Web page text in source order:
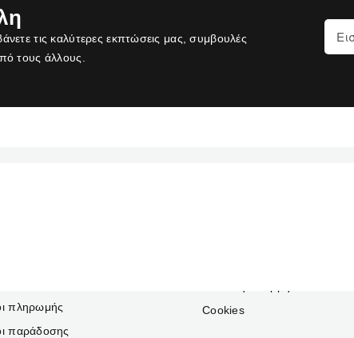
τις καλύτερες εκπτώσεις μας, συμβουλές
τους άλλους.
πληρωμής
παράδοσης
Cookies